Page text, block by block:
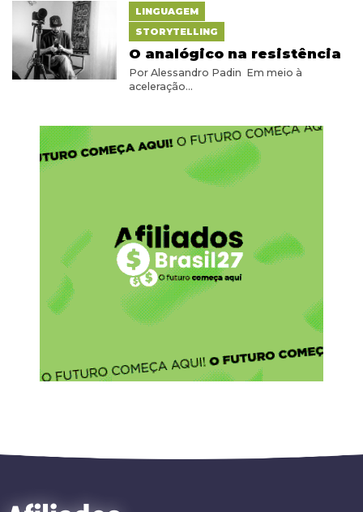
LINGUAGEM
STORYTELLING
O analógico na resistência
Por Alessandro Padin Em meio à
aceleração...